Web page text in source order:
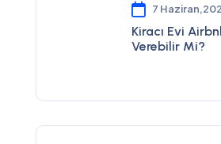
7
Kiracı Evi
Verebilir Mi?